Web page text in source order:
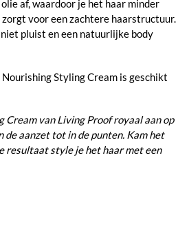
af, waardoor je het haar minder
voor een zachtere haarstructuur.
pluist en een natuurlijke body
Styling Cream is geschikt
Cream van Living Proof royaal aan op
de aanzet tot in de punten. Kam het
resultaat style je het haar met een